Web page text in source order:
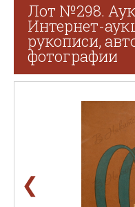
Лот №298.
Интернет-
рукописи,
фотографии
❮